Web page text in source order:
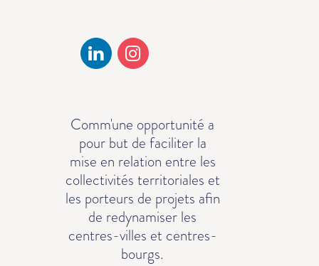
Comm'une opportunité a
pour but de faciliter la
mise en relation entre les
collectivités territoriales et
les porteurs de projets afin
de redynamiser les
centres-villes et centres-
bourgs.